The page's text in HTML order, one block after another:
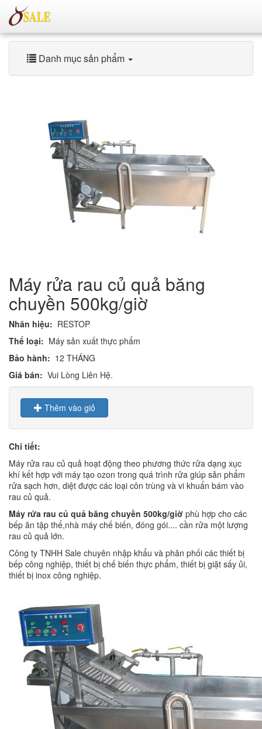
Danh mục sản phẩm
Máy rửa rau củ quả băng
chuyền 500kg/giờ
Nhãn hiệu: RESTOP
Thể loại: Máy sản xuất thực phẩm
Bảo hành: 12 THÁNG
Giá bán: Vui Lòng Liên Hệ.
Thêm vào giỏ
Chi tiết:
Máy rửa rau củ quả hoạt động theo phương thức rửa dạng xục
khí kết hợp với máy tạo ozon trong quá trình rửa giúp sản phẩm
rửa sạch hơn, diệt được các loại côn trùng và vi khuẩn bám vào
rau củ quả.
Máy rửa rau củ quả băng chuyền 500kg/giờ phù hợp cho các
bếp ăn tập thể,nhà máy chế biến, đóng gói.... cần rửa một lượng
rau củ quả lớn.
Công ty TNHH Sale chuyên nhập khẩu và phân phối các thiết bị
bếp công nghiệp, thiết bị chế biến thực phẩm, thiết bị giặt sấy ủi,
thiết bị inox công nghiệp.